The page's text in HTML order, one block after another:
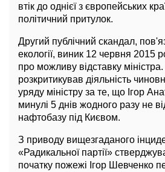
втік до однієї з європейських
політичний притулок.
Другий публічний скандал,
екології, виник 12 червня 2015
про можливу відставку
розкритикував діяльність
уряду міністру за те, що Ігор
минулі 5 днів жодного разу не
нафтобазу під Києвом.
З приводу вищезгаданого
«Радикальної партії»
початку пожежі Ігор Шевченко